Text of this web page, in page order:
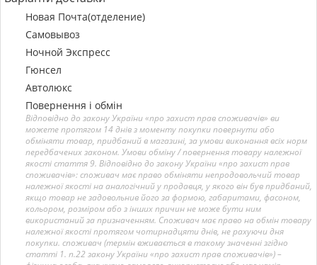
Новая Почта(отделение)
Самовывоз
Ночной Экспресс
Гюнсел
Автолюкс
Повернення і обмін
Відповідно до закону України «про захист прав споживачів» ви
можете протягом 14 днів з моменту покупки повернути або
обміняти товар, придбаний в магазині, за умови виконання всіх норм
передбачених законом. Умови обміну / повернення товару належної
якості стаття 9. Відповідно до закону України «про захист прав
споживачів»: споживач має право обміняти непродовольчий товар
належної якості на аналогічний у продавця, у якого він був придбаний,
якщо товар не задовольнив його за формою, габаритами, фасоном,
кольором, розміром або з інших причин не може бути ним
використаний за призначенням. Споживач має право на обмін товару
належної якості протягом чотирнадцяти днів, не рахуючи дня
покупки. споживач (термін вживається в такому значенні згідно
статті 1. п.22 закону України «про захист прав споживачів») –